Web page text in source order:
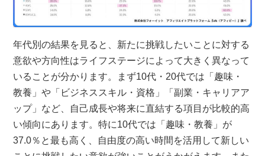
年代別の結果を見ると、新たに挑戦したいことに対する
意欲や方向性はライフステージによって大きく異なって
いることが分かります。まず10代・20代では「趣味・
教養」や「ビジネススキル・資格」「副業・キャリアア
ップ」など、自己成長や将来に直結する項目が比較的高
い傾向にあります。特に10代では「趣味・教養」が
37.0％と最も高く、自由度の高い時間を活用して新しい